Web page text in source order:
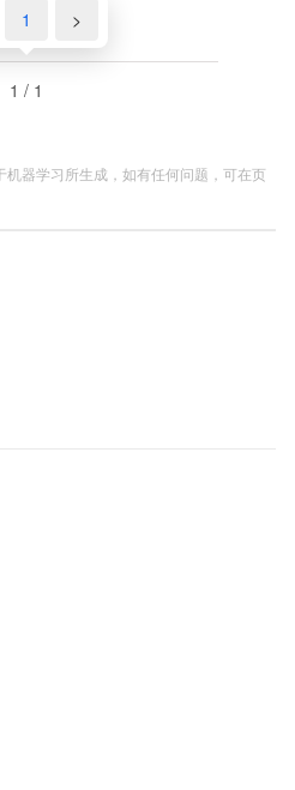
1 >
1 / 1
器学习所生成，如有任何问题，可在页